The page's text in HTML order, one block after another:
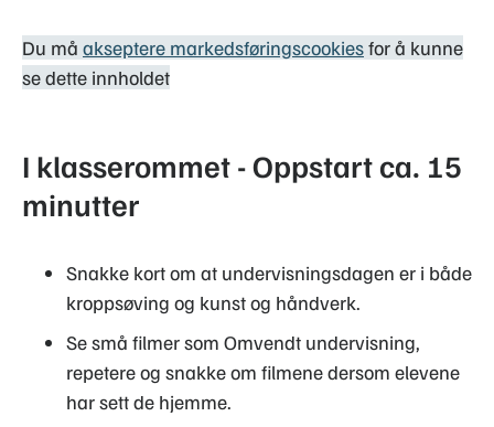
Du må akseptere markedsføringscookiesfor å kunne
se dette innholdet
I klasserommet - Oppstart ca. 15
minutter
Snakke kort om at undervisningsdagen er i både
kroppsøving og kunst og håndverk.
Se små filmer som Omvendt undervisning,
repetere og snakke om filmene dersom elevene
har sett de hjemme.